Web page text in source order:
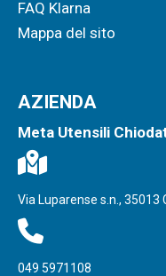
FAQ Klarna
Mappa del sito
AZIENDA
Meta Utensili
Via Luparense s.n., 35013
049 5971108